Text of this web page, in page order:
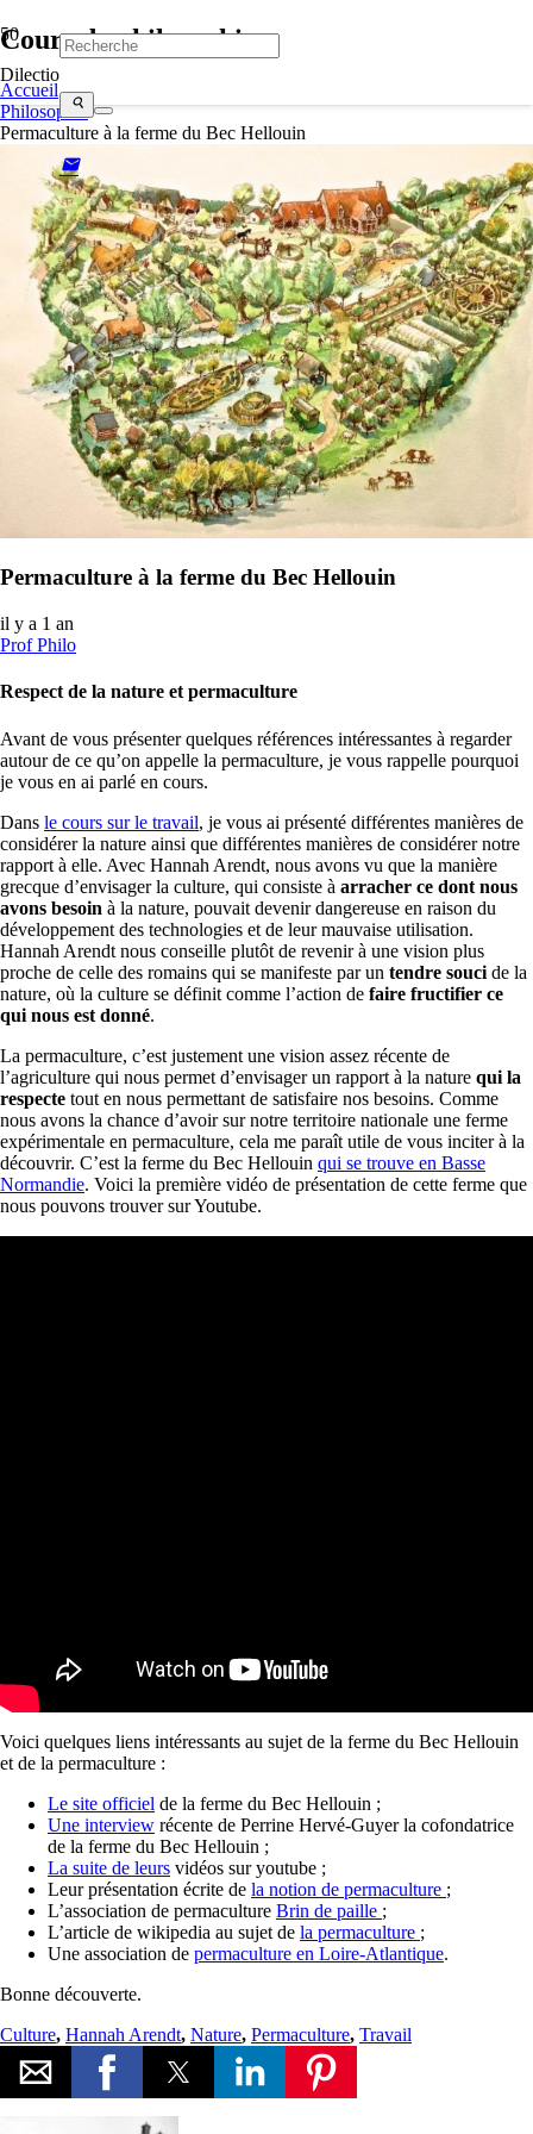
Dilectio
search
mail
Cours de philosophie
Accueil
Philosophie
Permaculture à la ferme du Bec Hellouin
Permaculture à la ferme du Bec Hellouin
il y a 1 an
Prof Philo
Respect de la nature et permaculture
Avant de vous présenter quelques références intéressantes à regarder
autour de ce qu’on appelle la permaculture, je vous rappelle pourquoi
je vous en ai parlé en cours.
Dans le cours sur le travail, je vous ai présenté différentes manières de
considérer la nature ainsi que différentes manières de considérer notre
rapport à elle. Avec Hannah Arendt, nous avons vu que la manière
grecque d’envisager la culture, qui consiste à arracher ce dont nous
avons besoin à la nature, pouvait devenir dangereuse en raison du
développement des technologies et de leur mauvaise utilisation.
Hannah Arendt nous conseille plutôt de revenir à une vision plus
proche de celle des romains qui se manifeste par un tendre souci de la
nature, où la culture se définit comme l’action de faire fructifier ce
qui nous est donné.
La permaculture, c’est justement une vision assez récente de
l’agriculture qui nous permet d’envisager un rapport à la nature qui la
respecte tout en nous permettant de satisfaire nos besoins. Comme
nous avons la chance d’avoir sur notre territoire nationale une ferme
expérimentale en permaculture, cela me paraît utile de vous inciter à la
découvrir. C’est la ferme du Bec Hellouin qui se trouve en Basse
Normandie. Voici la première vidéo de présentation de cette ferme que
nous pouvons trouver sur Youtube.
Voici quelques liens intéressants au sujet de la ferme du Bec Hellouin
et de la permaculture :
Le site officiel de la ferme du Bec Hellouin ;
Une interview récente de Perrine Hervé-Guyer la cofondatrice
de la ferme du Bec Hellouin ;
La suite de leurs vidéos sur youtube ;
Leur présentation écrite de la notion de permaculture ;
L’association de permaculture Brin de paille ;
L’article de wikipedia au sujet de la permaculture ;
Une association de permaculture en Loire-Atlantique.
Bonne découverte.
Culture, Hannah Arendt, Nature, Permaculture, Travail